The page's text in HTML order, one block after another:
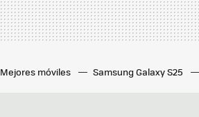
Mejores móviles Samsung Galaxy S25